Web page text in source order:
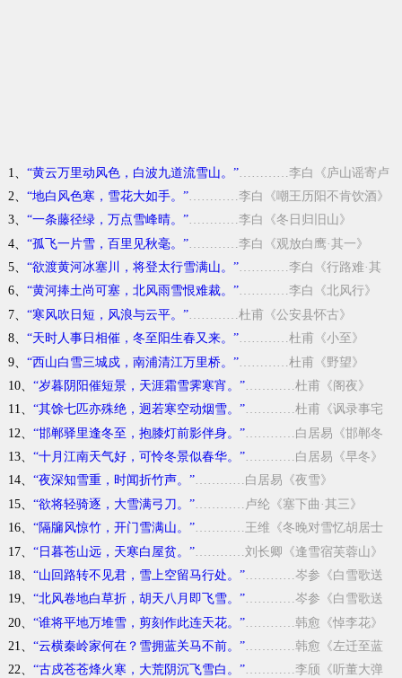
1、 “黄云万里动风色，白波九道流雪山。”…………李白《庐山谣寄卢
侍御虚舟》
2、 “地白风色寒，雪花大如手。”…………李白《嘲王历阳不肯饮酒》
3、 “一条藤径绿，万点雪峰晴。”…………李白《冬日归旧山》
4、 “孤飞一片雪，百里见秋毫。”…………李白《观放白鹰·其一》
5、 “欲渡黄河冰塞川，将登太行雪满山。”…………李白《行路难·其
一》
6、 “黄河捧土尚可塞，北风雨雪恨难裁。”…………李白《北风行》
7、 “寒风吹日短，风浪与云平。”…………杜甫《公安县怀古》
8、 “天时人事日相催，冬至阳生春又来。”…………杜甫《小至》
9、 “西山白雪三城戍，南浦清江万里桥。”…………杜甫《野望》
10、 “岁暮阴阳催短景，天涯霜雪霁寒宵。”…………杜甫《阁夜》
11、 “其馀七匹亦殊绝，迥若寒空动烟雪。”…………杜甫《讽录事宅
观曹将军画马图》
12、 “邯郸驿里逢冬至，抱膝灯前影伴身。”…………白居易《邯郸冬
至夜思家》
13、 “十月江南天气好，可怜冬景似春华。”…………白居易《早冬》
14、 “夜深知雪重，时闻折竹声。”…………白居易《夜雪》
15、 “欲将轻骑逐，大雪满弓刀。”…………卢纶《塞下曲·其三》
16、 “隔牖风惊竹，开门雪满山。”…………王维《冬晚对雪忆胡居士
家》
17、 “日暮苍山远，天寒白屋贫。”…………刘长卿《逢雪宿芙蓉山》
18、 “山回路转不见君，雪上空留马行处。”…………岑参《白雪歌送
武判官归京》
19、 “北风卷地白草折，胡天八月即飞雪。”…………岑参《白雪歌送
武判官归京》
20、 “谁将平地万堆雪，剪刻作此连天花。”…………韩愈《悼李花》
21、 “云横秦岭家何在？雪拥蓝关马不前。”…………韩愈《左迁至蓝
关示侄孙湘》
22、 “古戍苍苍烽火寒，大荒阴沉飞雪白。”…………李颀《听董大弹